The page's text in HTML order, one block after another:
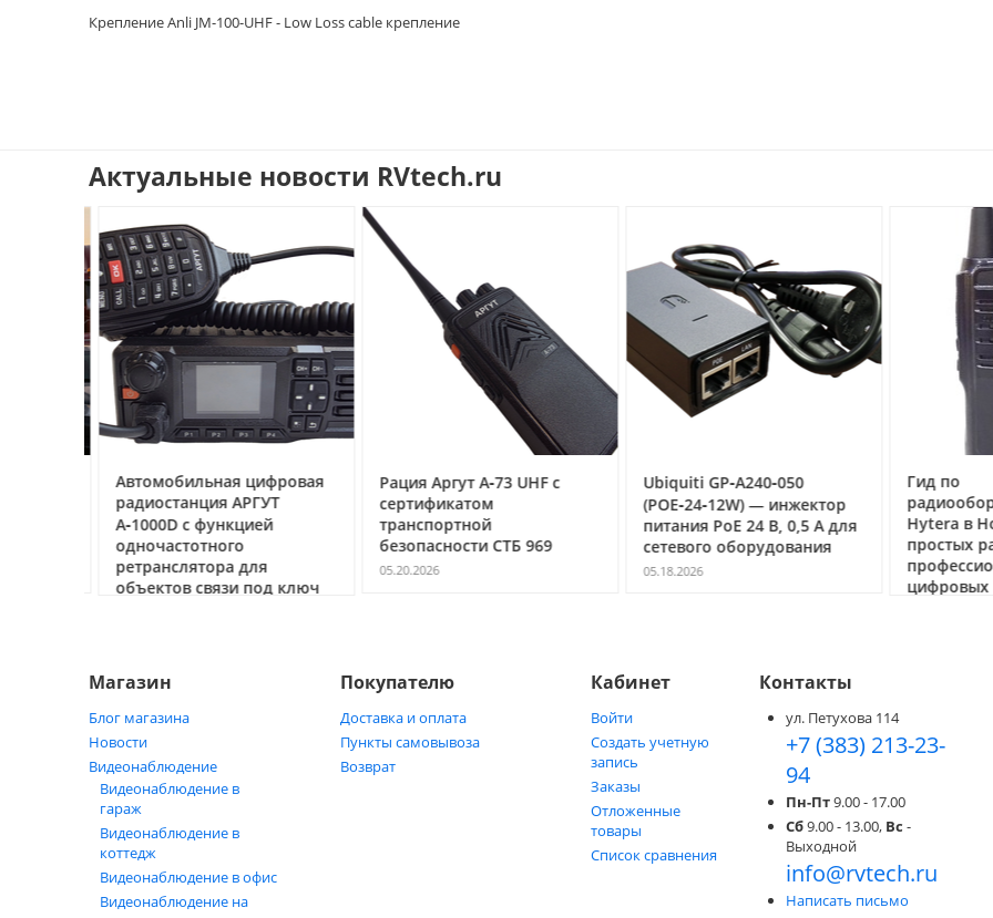
Крепление Anli JM-100-UHF - Low Loss cable крепление
Актуальные новости RVtech.ru
Автомобильная цифровая
радиостанция АРГУТ
А‑1000D с функцией
одночастотного
ретранслятора для
объектов связи под ключ
Рация Аргут А‑73 UHF с
сертификатом
транспортной
безопасности СТБ 969
05.20.2026
Ubiquiti GP‑A240‑050
(POE‑24‑12W) — инжектор
питания PoE 24 В, 0,5 А для
сетевого оборудования
05.18.2026
Гид по
Hytera в
простых
цифровых
Магазин
Блог магазина
Новости
Видеонаблюдение
Видеонаблюдение в
гараж
Видеонаблюдение в
коттедж
Видеонаблюдение в офис
Видеонаблюдение на
Покупателю
Доставка и оплата
Пункты самовывоза
Возврат
Кабинет
Войти
Создать учетную
запись
Заказы
Отложенные
товары
Список сравнения
Контакты
ул. Петухова 114
+7 (383) 213-23-
94
Пн-Пт9.00 - 17.00
Сб9.00 - 13.00, Вс -
Выходной
info@rvtech.ru
Написать письмо